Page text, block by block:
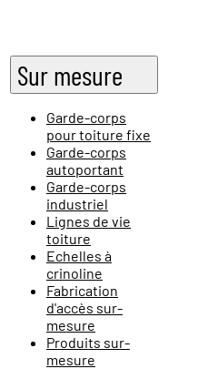
Sur mesure
Garde-corps
pour toiture fixe
Garde-corps
autoportant
Garde-corps
industriel
Lignes de vie
toiture
Echelles à
crinoline
Fabrication
d'accès sur-
mesure
Produits sur-
mesure